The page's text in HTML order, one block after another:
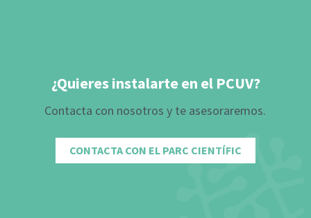
¿Quieres instalarte en el PCUV?
Contacta con nosotros y te asesoraremos.
CONTACTA CON EL PARC CIENTÍFIC